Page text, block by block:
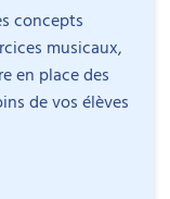
concepts
musicaux,
en place des
de vos élèves